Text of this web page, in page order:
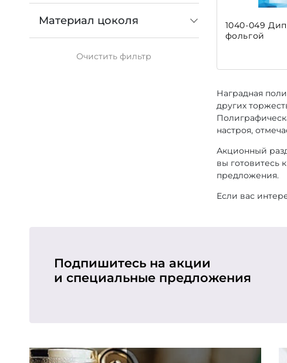
Материал цоколя
Очиститьфильтр
1040-049
фольгой
Наградная
других
настроя,
Акционный
вы готовитесь
предложения.
Если вас
Подпишитесь на акции
и специальные предложения